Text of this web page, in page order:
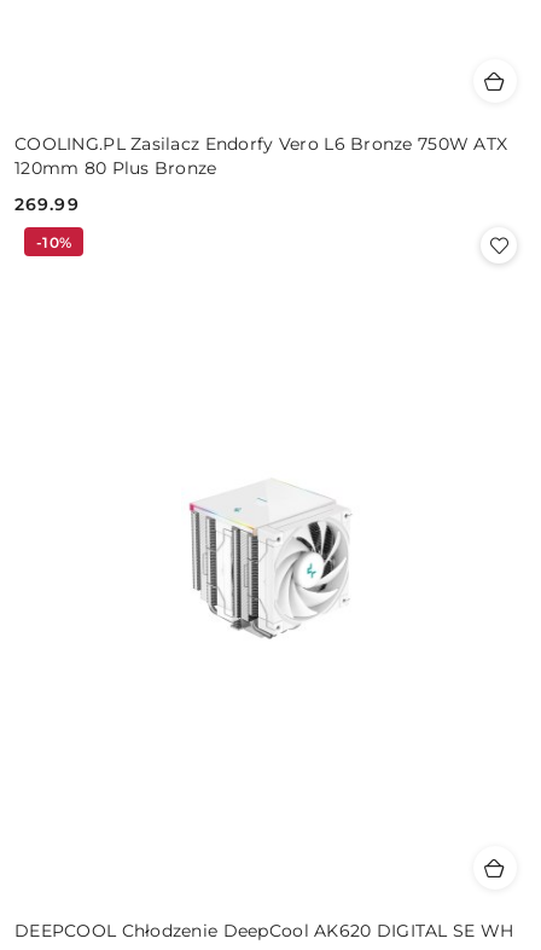
COOLING.PL Zasilacz Endorfy Vero L6 Bronze 750W ATX
120mm 80 Plus Bronze
Cena:
269.99
DEEPCOOL Chłodzenie DeepCool AK620 DIGITAL SE WH
-10%